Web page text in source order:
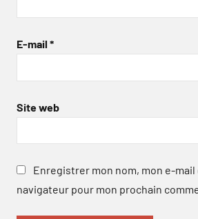
E-mail *
Site web
Enregistrer mon nom, mon e-
navigateur pour mon prochain